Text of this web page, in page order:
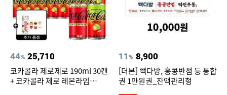
44% 25,710
코카콜라 제로제로 190ml 30캔
+ 코카콜라 제로 레몬라임
11% 8,900
[더본] 빽다방, 홍콩반점 등 통합
권 1만원권_잔액관리형